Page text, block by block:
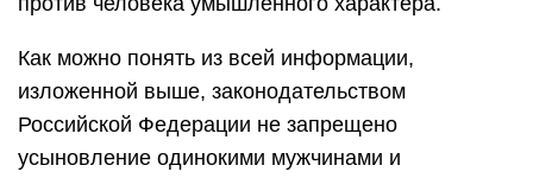
Как можно понять из всей информации,
изложенной выше, законодательством
Российской Федерации не запрещено
усыновление одинокими мужчинами и